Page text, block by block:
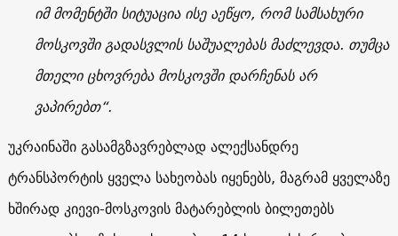
იმ მომენტში სიტუაცია ისე აეწყო, რომ სამსახური
მოსკოვში გადასვლის საშუალებას მაძლევდა. თუმცა
მთელი ცხოვრება მოსკოვში დარჩენას არ
ვაპირებთ“.
უკრაინაში გასამგზავრებლად ალექსანდრე
ტრანსპორტის ყველა სახეობას იყენებს, მაგრამ ყველაზე
ხშირად კიევი-მოსკოვის მატარებლის ბილეთებს